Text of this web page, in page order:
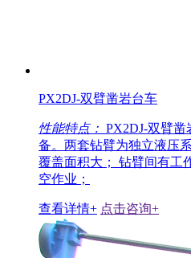
PX2DJ-双臂凿岩台车
性能特点： PX2DJ-双臂
备。两套钻臂为独立液压
覆盖面积大； 钻臂间有工
空作业；
查看详情+ 点击咨询+